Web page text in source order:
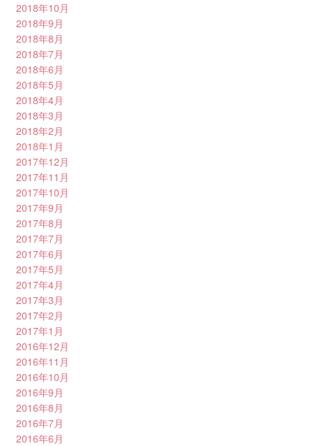
2018年10月
2018年9月
2018年8月
2018年7月
2018年6月
2018年5月
2018年4月
2018年3月
2018年2月
2018年1月
2017年12月
2017年11月
2017年10月
2017年9月
2017年8月
2017年7月
2017年6月
2017年5月
2017年4月
2017年3月
2017年2月
2017年1月
2016年12月
2016年11月
2016年10月
2016年9月
2016年8月
2016年7月
2016年6月